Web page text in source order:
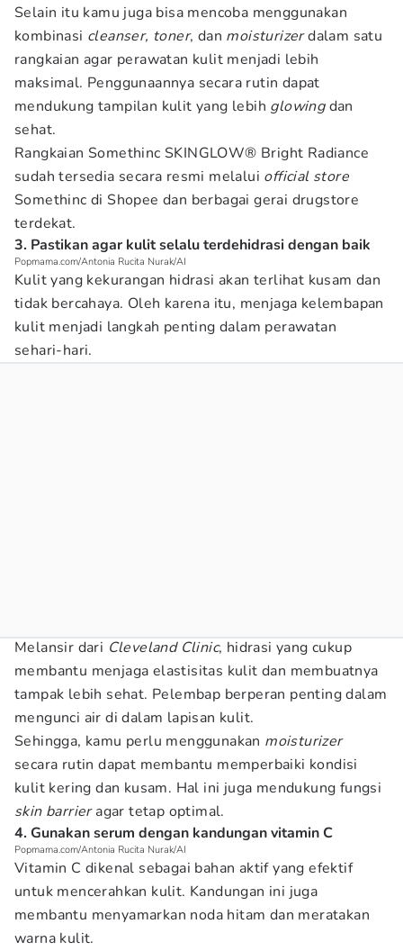
Selain itu kamu juga bisa mencoba menggunakan
kombinasi cleanser, toner, dan moisturizerdalam satu
rangkaian agar perawatan kulit menjadi lebih
maksimal. Penggunaannya secara rutin dapat
mendukung tampilan kulit yang lebih glowingdan
sehat.
Rangkaian Somethinc SKINGLOW® Bright Radiance
sudah tersedia secara resmi melalui official store
Somethinc di Shopee dan berbagai gerai drugstore
terdekat.
3. Pastikan agar kulit selalu terdehidrasi dengan baik
Popmama.com/Antonia Rucita Nurak/AI
Kulit yang kekurangan hidrasi akan terlihat kusam dan
tidak bercahaya. Oleh karena itu, menjaga kelembapan
kulit menjadi langkah penting dalam perawatan
sehari-hari.
Melansir dari Cleveland Clinic, hidrasi yang cukup
membantu menjaga elastisitas kulit dan membuatnya
tampak lebih sehat. Pelembap berperan penting dalam
mengunci air di dalam lapisan kulit.
Sehingga, kamu perlu menggunakan moisturizer
secara rutin dapat membantu memperbaiki kondisi
kulit kering dan kusam. Hal ini juga mendukung fungsi
skin barrieragar tetap optimal.
4. Gunakan serum dengan kandungan vitamin C
Popmama.com/Antonia Rucita Nurak/AI
Vitamin C dikenal sebagai bahan aktif yang efektif
untuk mencerahkan kulit. Kandungan ini juga
membantu menyamarkan noda hitam dan meratakan
warna kulit.